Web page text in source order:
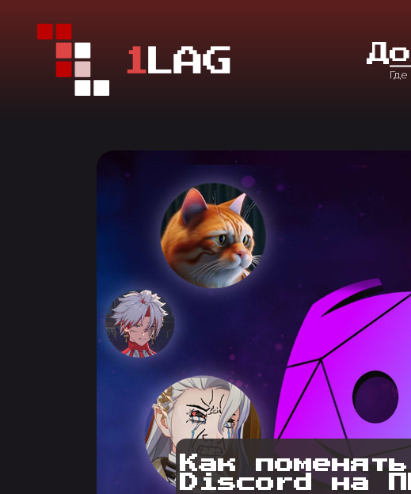
Д
Как
Discord на